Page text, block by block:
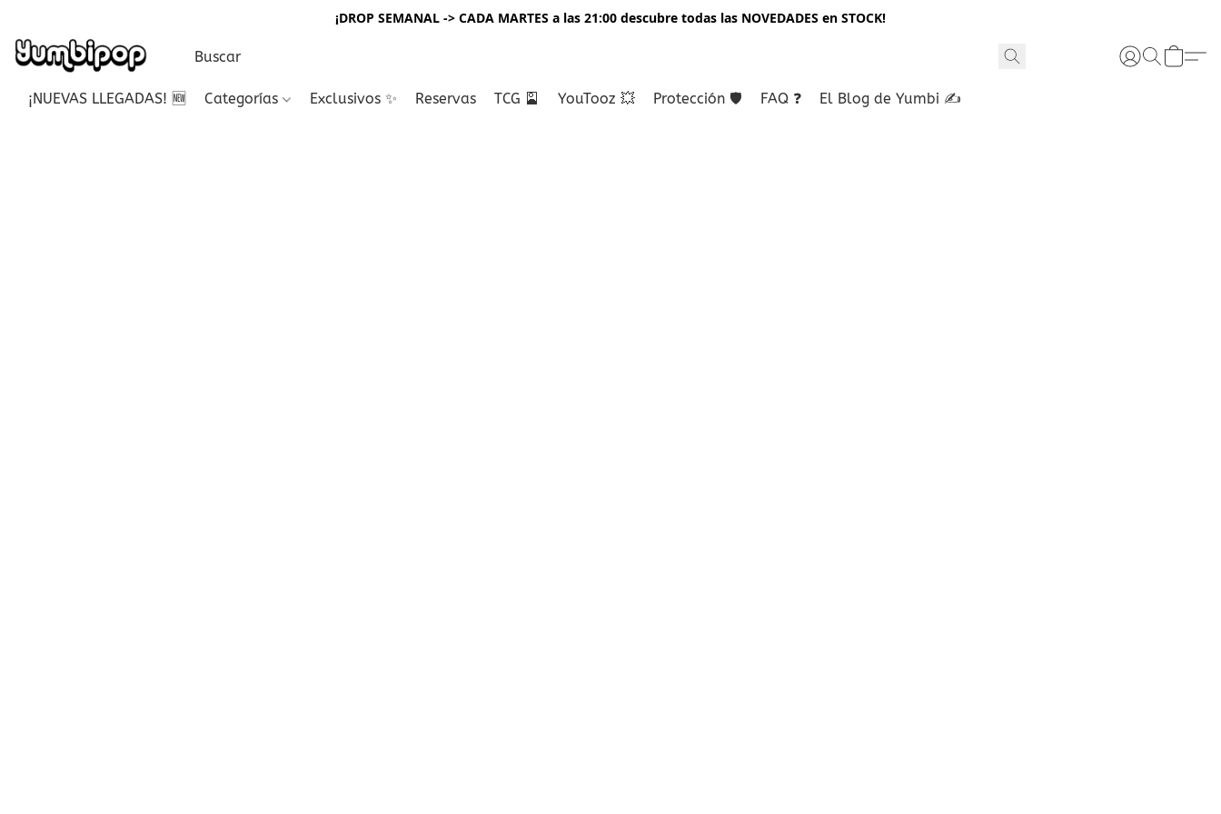
¡DROP SEMANAL -> CADA MARTES a las 21:00 descubre todas las NOVEDADES en STOCK!
¡NUEVAS LLEGADAS! 🆕 Categorías Exclusivos ✨ Reservas TCG 🎴 YouTooz 💥 Protección 🛡️ FAQ ❓ El Blog de Yumbi ✍️